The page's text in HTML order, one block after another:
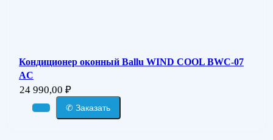
Кондиционер оконный Ballu WIND COOL BWC-07
AC
24 990,00 ₽
✆ Заказать